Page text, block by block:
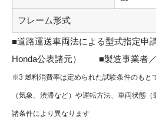
フレーム形式
■道路運送車両法による型式指定申
Honda公表諸元） ■製造事業者／
※3 燃料消費率は定められた試験条件のもと
（気象、渋滞など）や運転方法、車両状態
諸条件により異なります